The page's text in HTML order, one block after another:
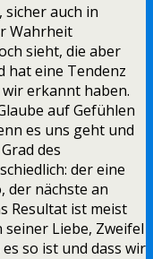
auch in
Wahrheit
sieht, die aber
hat eine Tendenz
erkannt haben.
auf Gefühlen
es uns geht und
des
der eine
der nächste an
Resultat ist meist
seiner Liebe, Zweifel
so ist und dass wir